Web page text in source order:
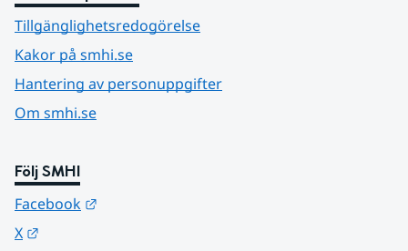
Tillgänglighetsredogörelse
Kakor på smhi.se
Hantering av personuppgifter
Om smhi.se
Följ SMHI
Facebook
X